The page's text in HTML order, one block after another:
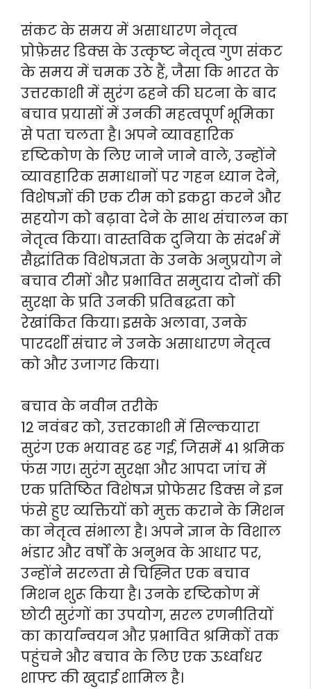
संकट के समय में असाधारण नेतृत्व
प्रोफ़ेसर डिक्स के उत्कृष्ट नेतृत्व गुण संकट
के समय में चमक उठे हैं, जैसा कि भारत के
उत्तरकाशी में सुरंग ढहने की घटना के बाद
बचाव प्रयासों में उनकी महत्वपूर्ण भूमिका
से पता चलता है। अपने व्यावहारिक
दृष्टिकोण के लिए जाने जाने वाले, उन्होंने
व्यावहारिक समाधानों पर गहन ध्यान देने,
विशेषज्ञों की एक टीम को इकट्ठा करने और
सहयोग को बढ़ावा देने के साथ संचालन का
नेतृत्व किया। वास्तविक दुनिया के संदर्भ में
सैद्धांतिक विशेषज्ञता के उनके अनुप्रयोग ने
बचाव टीमों और प्रभावित समुदाय दोनों की
सुरक्षा के प्रति उनकी प्रतिबद्धता को
रेखांकित किया। इसके अलावा, उनके
पारदर्शी संचार ने उनके असाधारण नेतृत्व
को और उजागर किया।
बचाव के नवीन तरीके
12 नवंबर को, उत्तरकाशी में सिल्कयारा
सुरंग एक भयावह ढह गई, जिसमें 41 श्रमिक
फंस गए। सुरंग सुरक्षा और आपदा जांच में
एक प्रतिष्ठित विशेषज्ञ प्रोफेसर डिक्स ने इन
फंसे हुए व्यक्तियों को मुक्त कराने के मिशन
का नेतृत्व संभाला है। अपने ज्ञान के विशाल
भंडार और वर्षों के अनुभव के आधार पर,
उन्होंने सरलता से चिह्नित एक बचाव
मिशन शुरू किया है। उनके दृष्टिकोण में
छोटी सुरंगों का उपयोग, सरल रणनीतियों
का कार्यान्वयन और प्रभावित श्रमिकों तक
पहुंचने और बचाव के लिए एक ऊर्ध्वाधर
शाफ्ट की खुदाई शामिल है।